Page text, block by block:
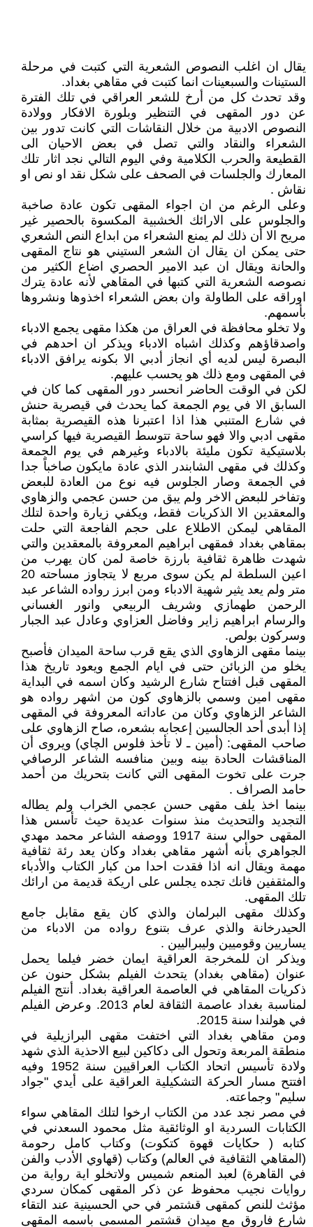
يقال ان اغلب النصوص الشعرية التي كتبت في مرحلة
الستينات والسبعينات انما كتبت في مقاهي بغداد.
وقد تحدث كل من أرخ للشعر العراقي في تلك الفترة
عن دور المقهى في التنظير وبلورة الافكار وولادة
النصوص الادبية من خلال النقاشات التي كانت تدور بين
الشعراء والنقاد والتي تصل في بعض الاحيان الى
القطيعة والحرب الكلامية وفي اليوم التالي نجد اثار تلك
المعارك والجلسات في الصحف على شكل نقد او نص او
نقاش .
وعلى الرغم من ان اجواء المقهى تكون عادة صاخبة
والجلوس على الارائك الخشبية المكسوة بالحصير غير
مريح الا أن ذلك لم يمنع الشعراء من ابداع النص الشعري
حتى يمكن ان يقال ان الشعر الستيني هو نتاج المقهى
والحانة ويقال ان عبد الامير الحصري اضاع الكثير من
نصوصه الشعرية التي كتبها في المقاهي لأنه عادة يترك
اوراقه على الطاولة وان بعض الشعراء اخذوها ونشروها
بأسمهم.
ولا تخلو محافظة في العراق من هكذا مقهى يجمع الادباء
واصدقاؤهم وكذلك اشباه الادباء ويذكر ان احدهم في
البصرة ليس لديه أي انجاز أدبي الا بكونه يرافق الادباء
في المقهى ومع ذلك هو يحسب عليهم.
لكن في الوقت الحاضر انحسر دور المقهى كما كان في
السابق الا في يوم الجمعة كما يحدث في قيصرية حنش
في شارع المتنبي هذا اذا اعتبرنا هذه القيصرية بمثابة
مقهى ادبي والا فهو ساحة تتوسط القيصرية فيها كراسي
بلاستيكية تكون مليئة بالادباء وغيرهم في يوم الجمعة
وكذلك في مقهى الشابندر الذي عادة مايكون صاخباً جدا
في الجمعة وصار الجلوس فيه نوع من العادة للبعض
وتفاخر للبعض الاخر ولم يبق من حسن عجمي والزهاوي
والمعقدين الا الذكريات فقط، ويكفي زيارة واحدة لتلك
المقاهي ليمكن الاطلاع على حجم الفاجعة التي حلت
بمقاهي بغداد فمقهى ابراهيم المعروفة بالمعقدين والتي
شهدت ظاهرة ثقافية بارزة خاصة لمن كان يهرب من
اعين السلطة لم يكن سوى مربع لا يتجاوز مساحته 20
متر ولم يعد يثير شهية الادباء ومن ابرز رواده الشاعر عبد
الرحمن طهمازي وشريف الربيعي وانور الغساني
والرسام ابراهيم زاير وفاضل العزاوي وعادل عبد الجبار
وسركون بولص.
بينما مقهى الزهاوي الذي يقع قرب ساحة الميدان فأصبح
يخلو من الزبائن حتى في ايام الجمع ويعود تاريخ هذا
المقهى قبل افتتاح شارع الرشيد وكان اسمه في البداية
مقهى امين وسمي بالزهاوي كون من اشهر رواده هو
الشاعر الزهاوي وكان من عاداته المعروفة في المقهى
إذا أبدى أحد الجالسين إعجابه بشعره، صاح الزهاوي على
صاحب المقهى: (أمين ـ لا تأخذ فلوس الچاي) ويروى أن
المناقشات الحادة بينه وبين منافسه الشاعر الرصافي
جرت على تخوت المقهى التي كانت بتحريك من أحمد
حامد الصراف .
بينما اخذ يلف مقهى حسن عجمي الخراب ولم يطاله
التجديد والتحديث منذ سنوات عديدة حيث تأسس هذا
المقهى حوالي سنة 1917 ووصفه الشاعر محمد مهدي
الجواهري بأنه أشهر مقاهي بغداد وكان يعد رئة ثقافية
مهمة ويقال انه اذا فقدت احدا من كبار الكتاب والأدباء
والمثقفين فانك تجده يجلس على اريكة قديمة من ارائك
تلك المقهى.
وكذلك مقهى البرلمان والذي كان يقع مقابل جامع
الحيدرخانة والذي عرف بتنوع رواده من الادباء من
يساريين وقوميين وليبراليين .
ويذكر ان للمخرجة العراقية ايمان خضر فيلما يحمل
عنوان (مقاهي بغداد) يتحدث الفيلم بشكل حنون عن
ذكريات المقاهي في العاصمة العراقية بغداد. أنتج الفيلم
لمناسبة بغداد عاصمة الثقافة لعام 2013. وعرض الفيلم
في هولندا سنة 2015.
ومن مقاهي بغداد التي اختفت مقهى البرازيلية في
منطقة المربعة وتحول الى دكاكين لبيع الاحذية الذي شهد
ولادة تأسيس اتحاد الكتاب العراقيين سنة 1952 وفيه
افتتح مسار الحركة التشكيلية العراقية على أيدي "جواد
سليم" وجماعته.
في مصر نجد عدد من الكتاب ارخوا لتلك المقاهي سواء
الكتابات السردية او الوثائقية مثل محمود السعدني في
كتابه ( حكايات قهوة كتكوت) وكتاب كامل رحومة
(المقاهي الثقافية في العالم) وكتاب (قهاوي الأدب والفن
في القاهرة) لعبد المنعم شميس ولاتخلو اية رواية من
روايات نجيب محفوظ عن ذكر المقهى كمكان سردي
مؤثث للنص كمقهى قشتمر في حي الحسينية عند التقاء
شارع فاروق مع ميدان قشتمر المسمى باسمه المقهى